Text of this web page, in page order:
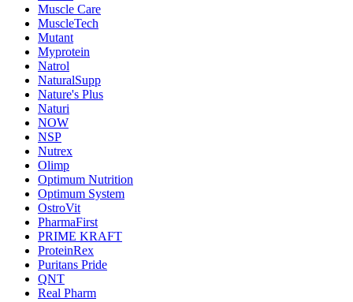
Muscle Care
MuscleTech
Mutant
Myprotein
Natrol
NaturalSupp
Nature's Plus
Naturi
NOW
NSP
Nutrex
Olimp
Optimum Nutrition
Optimum System
OstroVit
PharmaFirst
PRIME KRAFT
ProteinRex
Puritans Pride
QNT
Real Pharm